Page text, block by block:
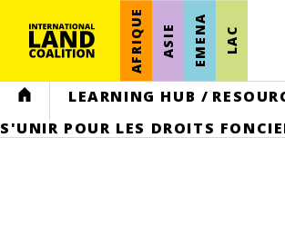
AFRIQUE ASIE EMENA LAC
HOME LEARNING HUB /
S'UNIR POUR LES DROITS